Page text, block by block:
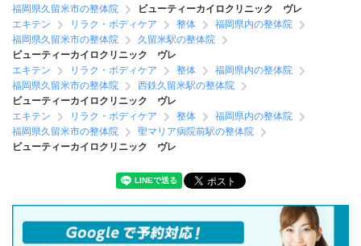
福岡県久留米市の整体院
ビューティーカイロクリニック ヴレ
エキテン
リラク・ボディケア 整体
福岡県内の整体院
福岡県久留米市の整体院
久留米駅の整体院
ビューティーカイロクリニック ヴレ
エキテン
リラク・ボディケア 整体
福岡県内の整体院
福岡県久留米市の整体院
西鉄久留米駅の整体院
ビューティーカイロクリニック ヴレ
エキテン
リラク・ボディケア 整体
福岡県内の整体院
福岡県久留米市の整体院
聖マリア病院前駅の整体院
ビューティーカイロクリニック ヴレ